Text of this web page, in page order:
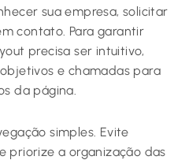
sua empresa, solicitar
contato. Para garantir
precisa ser intuitivo,
e chamadas para
da página.
simples. Evite
priorize a organização das